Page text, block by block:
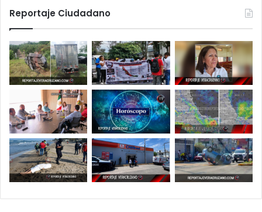
Reportaje Ciudadano